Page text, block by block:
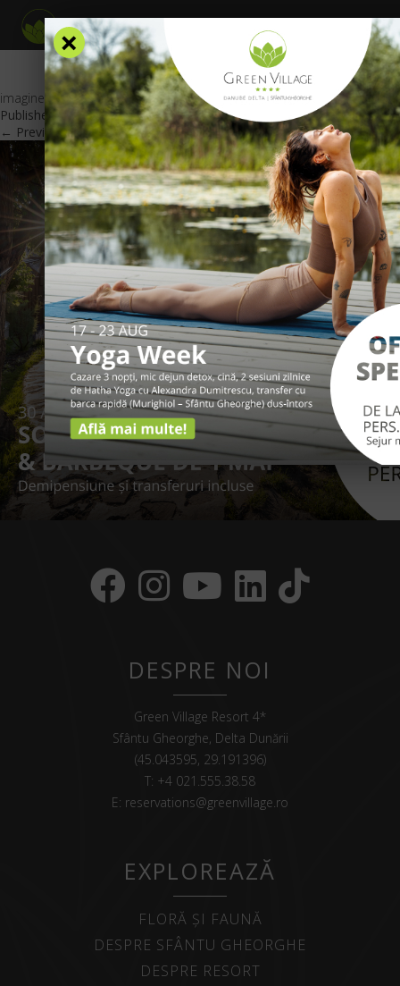
imagine_oferta_GV_RO_1_mai
Published January 28, 2026at600 × 425in Oferte Speciale.
← Previous Next →
DESPRE NOI
Green Village Resort 4*
Sfântu Gheorghe, Delta Dunării
(45.043595, 29.191396)
T: +4 021.555.38.58
E: reservations@greenvillage.ro
EXPLOREAZĂ
FLORĂ ȘI FAUNĂ
DESPRE SFÂNTU GHEORGHE
DESPRE RESORT
×